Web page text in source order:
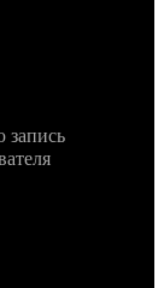
запись